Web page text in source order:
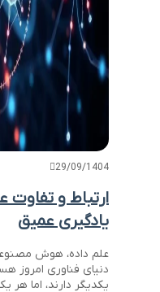
29/09/1404
ارتباط و
یادگیری عمیق
علم داده، هوش
دنیای فناوری امروز
یکدیگر دارند، اما هر